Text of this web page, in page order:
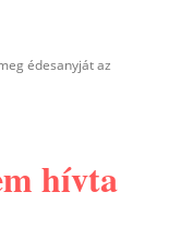
édesanyját az
hívta